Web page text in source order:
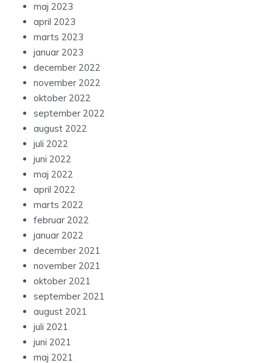
maj 2023
april 2023
marts 2023
januar 2023
december 2022
november 2022
oktober 2022
september 2022
august 2022
juli 2022
juni 2022
maj 2022
april 2022
marts 2022
februar 2022
januar 2022
december 2021
november 2021
oktober 2021
september 2021
august 2021
juli 2021
juni 2021
maj 2021